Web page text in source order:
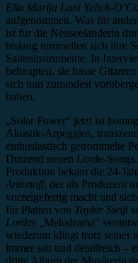
Ella Marija Lani Yelich-
aufgenommen. Was für
ist für die Neuseeländerin
bislang tummelten sich ihre
Saiteninstrumente. In
behaupten, sie hasse
sich nun zumindest
haben.
„Solar Power“ jetzt ist
Akustik-Arpeggios,
enthusiastisch getrommelte
Dutzend neuen Lorde-
Produktion bekam die 24-
Antonoff, der als Produzent
vorzeigefertig macht und
für Platten von Taylor Swift
Lordes „Melodrama“
wiederum klingt trotz seiner
immer satt und detailreich –
dritte Album der Musikerin